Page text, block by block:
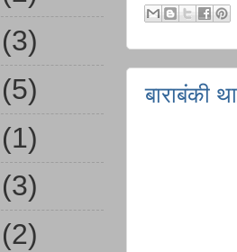
बाराबंकी
(3)
(5)
(1)
(3)
(2)